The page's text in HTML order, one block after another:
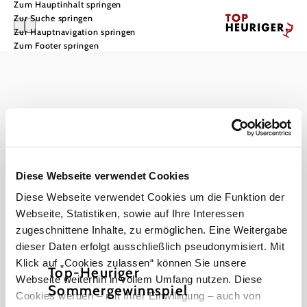
Diese Webseite verwendet Cookies
Diese Webseite verwendet Cookies um die Funktion der
Webseite, Statistiken, sowie auf Ihre Interessen
zugeschnittene Inhalte, zu ermöglichen. Eine Weitergabe
dieser Daten erfolgt ausschließlich pseudonymisiert. Mit
Klick auf „Cookies zulassen“ können Sie unsere
Webseite weiterhin in vollem Umfang nutzen. Diese
Cookies werden – mit Ihrer Einwilligung – auch von
Zum Hauptinhalt springen
Zur Suche springen
Zur Hauptnavigation springen
Zum Footer springen
Top-Heuriger
Sommergewinnspiel
Barrierefreiheit
Copyright © Landesverband für bäuerliche Direktvermarkter NÖ